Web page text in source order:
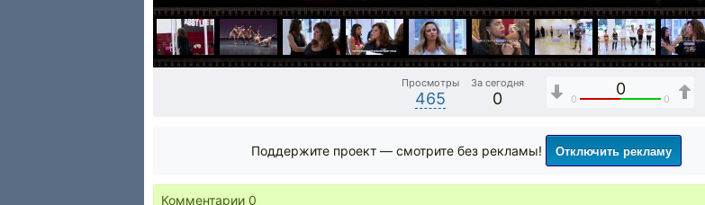
Просмотры
465
За сегодня
0
0
0 0
Поддержите проект — смотрите без рекламы! Отключить рекламу
Комментарии 0